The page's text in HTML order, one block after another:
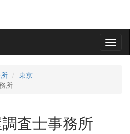
東京
所
査士事務所